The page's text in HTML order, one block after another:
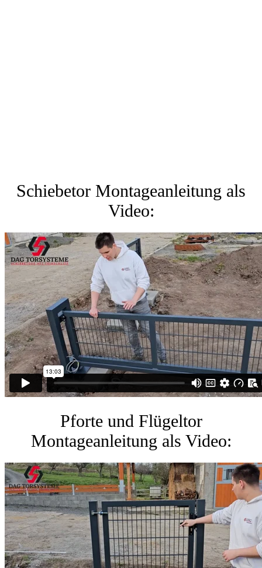
Schiebetor Montageanleitung als
Video:
Pforte und Flügeltor
Montageanleitung als Video: